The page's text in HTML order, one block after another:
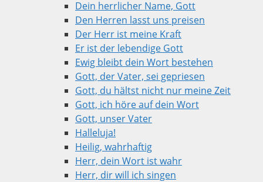
Dein herrlicher Name, Gott
Den Herren lasst uns preisen
Der Herr ist meine Kraft
Er ist der lebendige Gott
Ewig bleibt dein Wort bestehen
Gott, der Vater, sei gepriesen
Gott, du hältst nicht nur meine Zeit
Gott, ich höre auf dein Wort
Gott, unser Vater
Halleluja!
Heilig, wahrhaftig
Herr, dein Wort ist wahr
Herr, dir will ich singen